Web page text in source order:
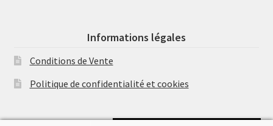
Informations légales
Conditions de Vente
Politique de confidentialité et cookies